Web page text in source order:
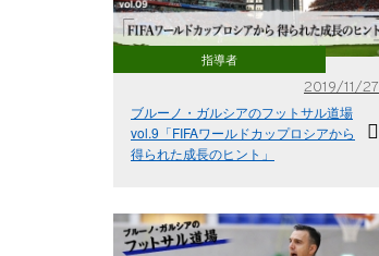
指導者
2019/11/27
ブルーノ・ガルシアのフットサル道場
vol.9「FIFAワールドカップロシアから
得られた成長のヒント」